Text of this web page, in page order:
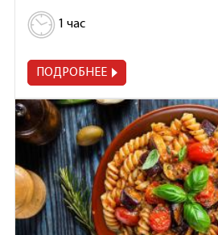
1 час
ПОДРОБНЕЕ